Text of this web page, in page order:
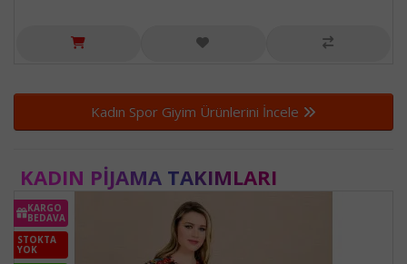
Kadın Spor Giyim Ürünlerini İncele
KADIN PIJAMA TAKIMLARI
KARGO
BEDAVA
STOKTA
YOK